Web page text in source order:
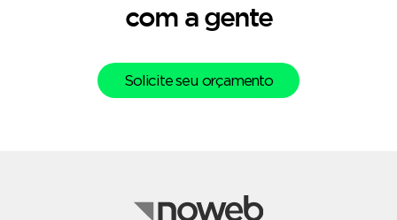
com a gente
Solicite seu orçamento